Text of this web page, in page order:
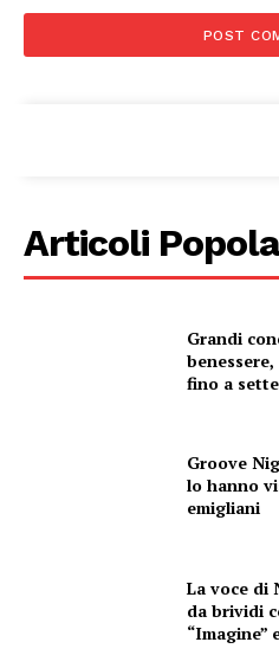
Articoli
Grandi
fino a
Groove
lo hanno
emigliani
La voce di
da brividi
“Imagine”